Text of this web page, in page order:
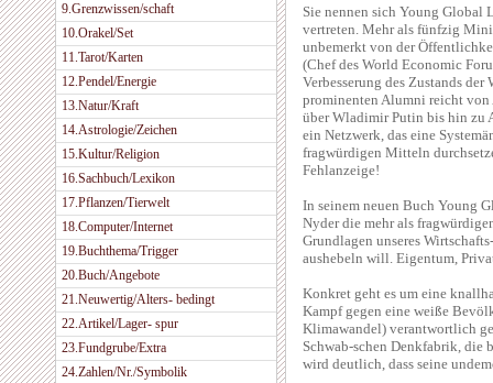
9.Grenzwissen/schaft
10.Orakel/Set
11.Tarot/Karten
12.Pendel/Energie
13.Natur/Kraft
14.Astrologie/Zeichen
15.Kultur/Religion
16.Sachbuch/Lexikon
17.Pflanzen/Tierwelt
18.Computer/Internet
19.Buchthema/Trigger
20.Buch/Angebote
21.Neuwertig/Alters- bedingt
22.Artikel/Lager- spur
23.Fundgrube/Extra
24.Zahlen/Nr./Symbolik
Sie nennen sich Young Global
vertreten. Mehr als fünfzig
unbemerkt von der
(Chef des World Economic
Verbesserung des Zustands
prominenten Alumni reicht
über Wladimir Putin bis hin zu
ein Netzwerk, das eine
fragwürdigen Mitteln
Fehlanzeige!
In seinem neuen Buch Young
Nyder die mehr als
Grundlagen unseres
aushebeln will. Eigentum,
Konkret geht es um eine
Kampf gegen eine weiße
Klimawandel) verantwortlich
Schwab-schen Denkfabrik, die
wird deutlich, dass seine